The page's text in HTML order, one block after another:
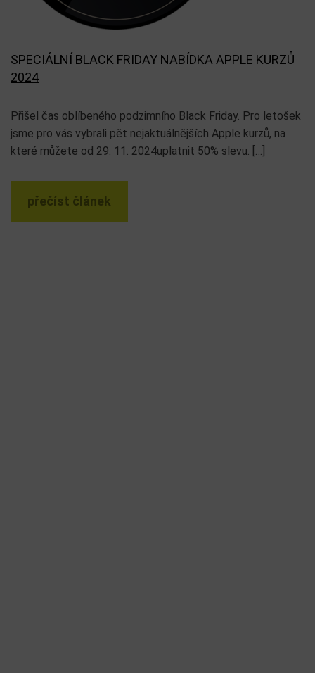
SPECIÁLNÍ BLACK FRIDAY NABÍDKA APPLE KURZŮ
2024
Přišel čas oblíbeného podzimního Black Friday. Pro letošek
jsme pro vás vybrali pět nejaktuálnějších Apple kurzů, na
které můžete od 29. 11. 2024uplatnit 50% slevu. […]
přečíst článek